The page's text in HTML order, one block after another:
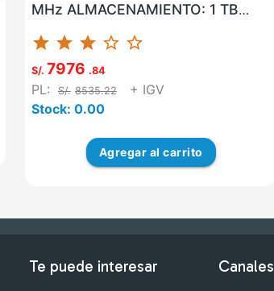
MHz ALMACENAMIENTO: 1 TB
VGA: NO HDMI: ...
star star star star_border star_border
S/. 7976 .84
PL: S/. 8535.22
+ IGV
Stock: 0.00
Agregar al carrito
Te puede interesar Canales